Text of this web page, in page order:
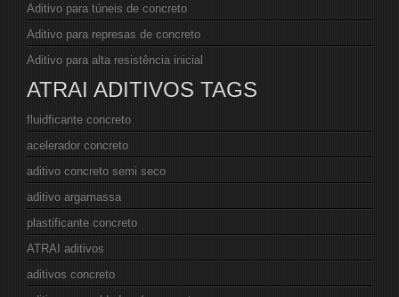
Aditivo para túneis de concreto
Aditivo para represas de concreto
Aditivo para alta resistência inicial
ATRAI ADITIVOS TAGS
fluidficante concreto
acelerador concreto
aditivo concreto semi seco
aditivo argamassa
plastificante concreto
ATRAI aditivos
aditivos concreto